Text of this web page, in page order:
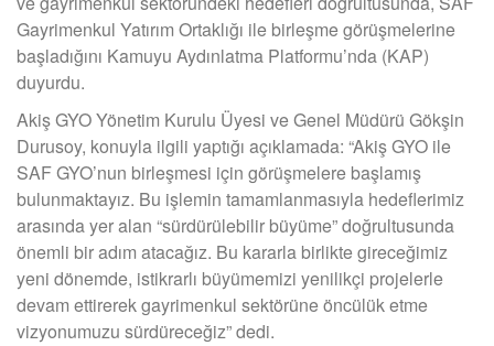
Gayrimenkul Yatırım Ortaklığı ile birleşme görüşmelerine
başladığını Kamuyu Aydınlatma Platformu’nda (KAP)
duyurdu.
Akiş GYO Yönetim Kurulu Üyesi ve Genel Müdürü Gökşin
Durusoy, konuyla ilgili yaptığı açıklamada: “Akiş GYO ile
SAF GYO’nun birleşmesi için görüşmelere başlamış
bulunmaktayız. Bu işlemin tamamlanmasıyla hedeflerimiz
arasında yer alan “sürdürülebilir büyüme” doğrultusunda
önemli bir adım atacağız. Bu kararla birlikte gireceğimiz
yeni dönemde, istikrarlı büyümemizi yenilikçi projelerle
devam ettirerek gayrimenkul sektörüne öncülük etme
vizyonumuzu sürdüreceğiz” dedi.